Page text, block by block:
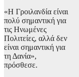
«Η Γροιλανδία είναι
πολύ σημαντική για
τις Ηνωμένες
Πολιτείες, αλλά δεν
είναι σημαντική για
τη Δανία»,
πρόσθεσε.